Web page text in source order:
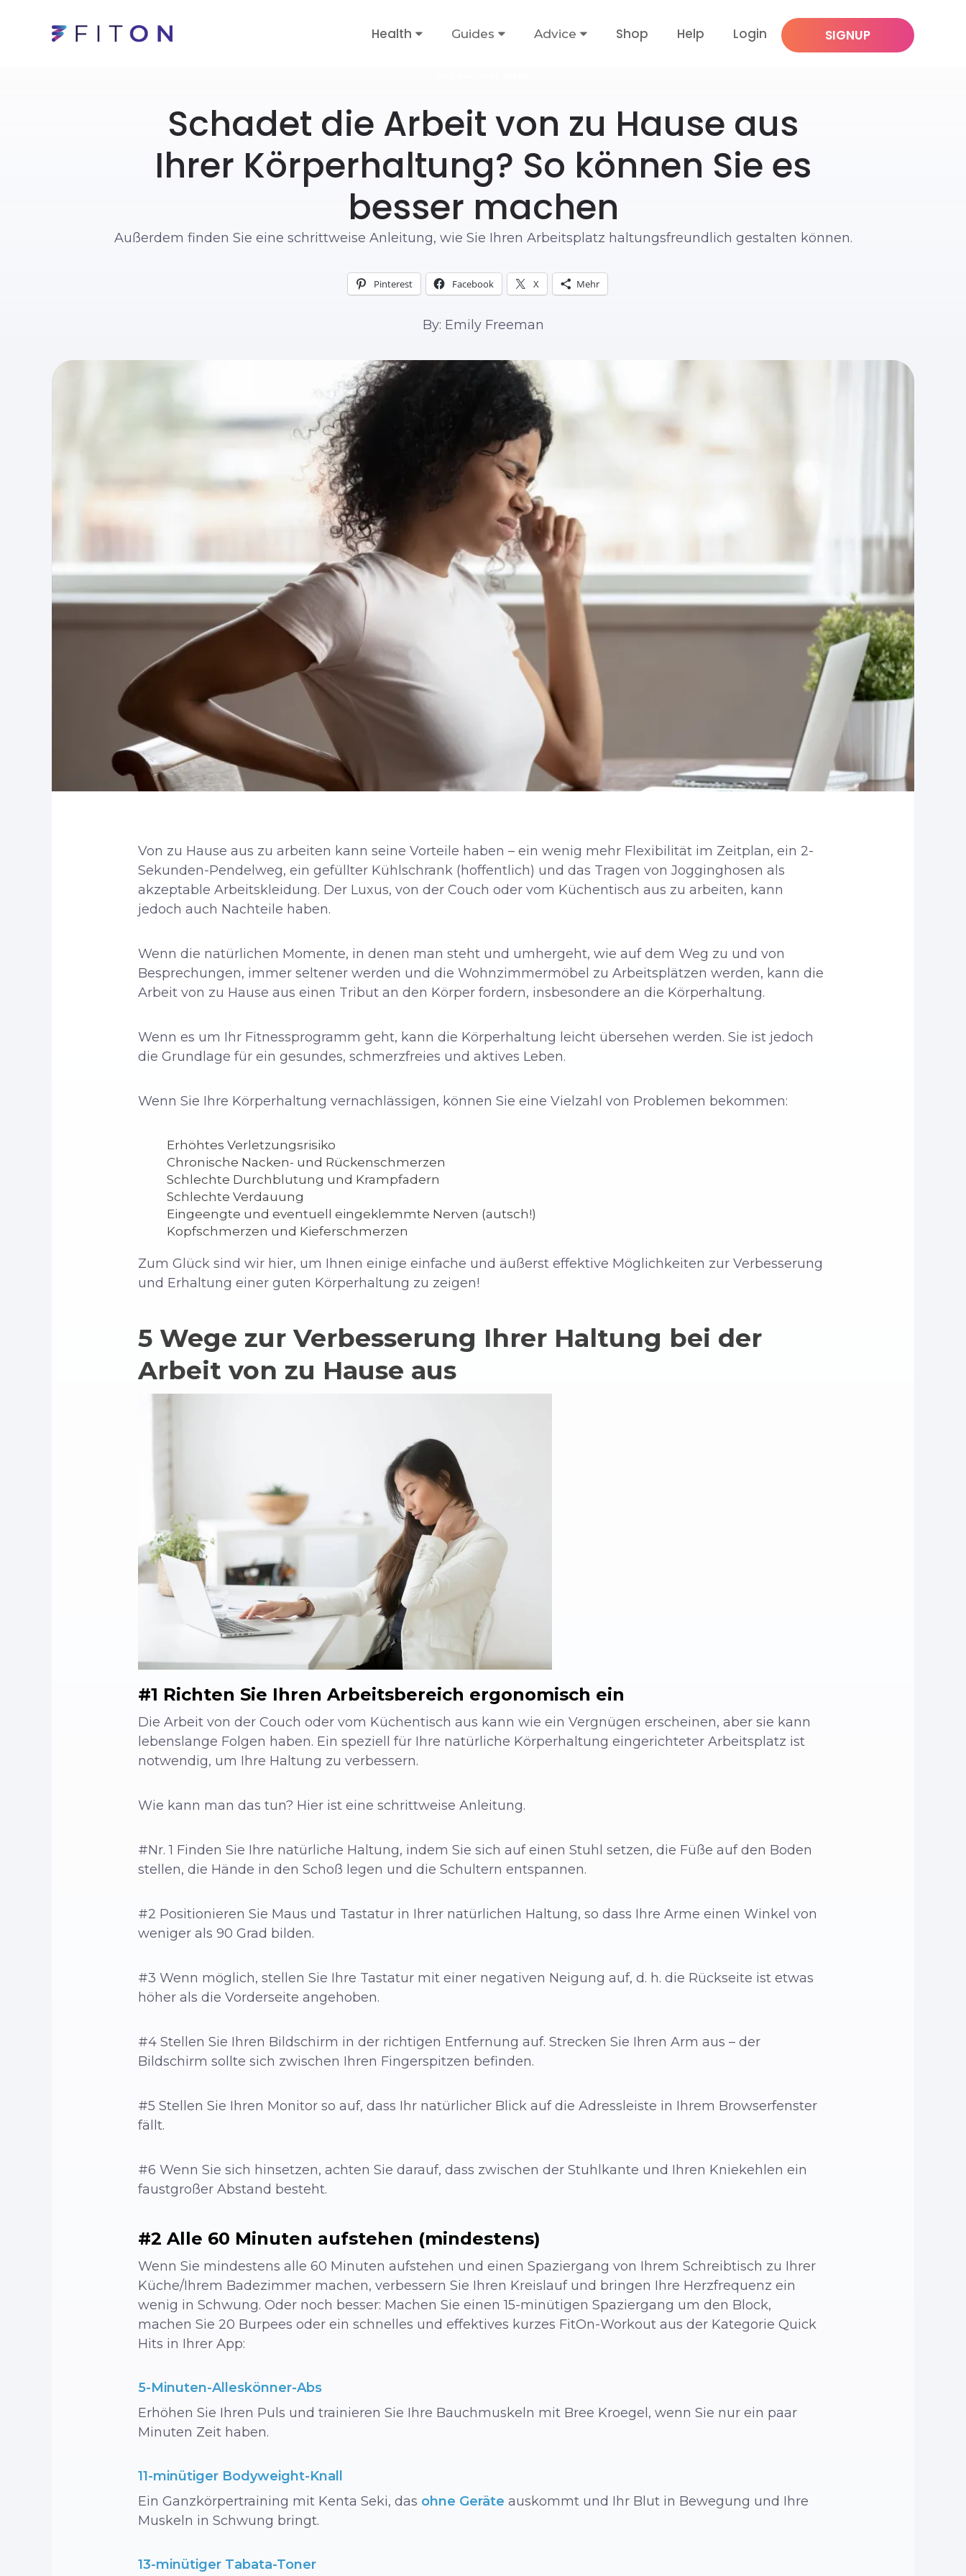
Health Guides Advice Shop Help Login SIGNUP
Schadet die Arbeit von zu Hause aus
Ihrer Körperhaltung? So können Sie es
besser machen
Außerdem finden Sie eine schrittweise Anleitung, wie Sie Ihren Arbeitsplatz haltungsfreundlich gestalten können.
Pinterest Facebook X Mehr
By: Emily Freeman
Von zu Hause aus zu arbeiten kann seine Vorteile haben – ein wenig mehr Flexibilität im Zeitplan, ein 2-
Sekunden-Pendelweg, ein gefüllter Kühlschrank (hoffentlich) und das Tragen von Jogginghosen als
akzeptable Arbeitskleidung. Der Luxus, von der Couch oder vom Küchentisch aus zu arbeiten, kann
jedoch auch Nachteile haben.
Wenn die natürlichen Momente, in denen man steht und umhergeht, wie auf dem Weg zu und von
Besprechungen, immer seltener werden und die Wohnzimmermöbel zu Arbeitsplätzen werden, kann die
Arbeit von zu Hause aus einen Tribut an den Körper fordern, insbesondere an die Körperhaltung.
Wenn es um Ihr Fitnessprogramm geht, kann die Körperhaltung leicht übersehen werden. Sie ist jedoch
die Grundlage für ein gesundes, schmerzfreies und aktives Leben.
Wenn Sie Ihre Körperhaltung vernachlässigen, können Sie eine Vielzahl von Problemen bekommen:
Erhöhtes Verletzungsrisiko
Chronische Nacken- und Rückenschmerzen
Schlechte Durchblutung und Krampfadern
Schlechte Verdauung
Eingeengte und eventuell eingeklemmte Nerven (autsch!)
Kopfschmerzen und Kieferschmerzen
Zum Glück sind wir hier, um Ihnen einige einfache und äußerst effektive Möglichkeiten zur Verbesserung
und Erhaltung einer guten Körperhaltung zu zeigen!
5 Wege zur Verbesserung Ihrer Haltung bei der
Arbeit von zu Hause aus
#1 Richten Sie Ihren Arbeitsbereich ergonomisch ein
Die Arbeit von der Couch oder vom Küchentisch aus kann wie ein Vergnügen erscheinen, aber sie kann
lebenslange Folgen haben. Ein speziell für Ihre natürliche Körperhaltung eingerichteter Arbeitsplatz ist
notwendig, um Ihre Haltung zu verbessern.
Wie kann man das tun? Hier ist eine schrittweise Anleitung.
#Nr. 1 Finden Sie Ihre natürliche Haltung, indem Sie sich auf einen Stuhl setzen, die Füße auf den Boden
stellen, die Hände in den Schoß legen und die Schultern entspannen.
#2 Positionieren Sie Maus und Tastatur in Ihrer natürlichen Haltung, so dass Ihre Arme einen Winkel von
weniger als 90 Grad bilden.
#3 Wenn möglich, stellen Sie Ihre Tastatur mit einer negativen Neigung auf, d. h. die Rückseite ist etwas
höher als die Vorderseite angehoben.
#4 Stellen Sie Ihren Bildschirm in der richtigen Entfernung auf. Strecken Sie Ihren Arm aus – der
Bildschirm sollte sich zwischen Ihren Fingerspitzen befinden.
#5 Stellen Sie Ihren Monitor so auf, dass Ihr natürlicher Blick auf die Adressleiste in Ihrem Browserfenster
fällt.
#6 Wenn Sie sich hinsetzen, achten Sie darauf, dass zwischen der Stuhlkante und Ihren Kniekehlen ein
faustgroßer Abstand besteht.
#2 Alle 60 Minuten aufstehen (mindestens)
Wenn Sie mindestens alle 60 Minuten aufstehen und einen Spaziergang von Ihrem Schreibtisch zu Ihrer
Küche/Ihrem Badezimmer machen, verbessern Sie Ihren Kreislauf und bringen Ihre Herzfrequenz ein
wenig in Schwung. Oder noch besser: Machen Sie einen 15-minütigen Spaziergang um den Block,
machen Sie 20 Burpees oder ein schnelles und effektives kurzes FitOn-Workout aus der Kategorie Quick
Hits in Ihrer App:
5-Minuten-Alleskönner-Abs
Erhöhen Sie Ihren Puls und trainieren Sie Ihre Bauchmuskeln mit Bree Kroegel, wenn Sie nur ein paar
Minuten Zeit haben.
11-minütiger Bodyweight-Knall
Ein Ganzkörpertraining mit Kenta Seki, das ohne Geräte auskommt und Ihr Blut in Bewegung und Ihre
Muskeln in Schwung bringt.
13-minütiger Tabata-Toner